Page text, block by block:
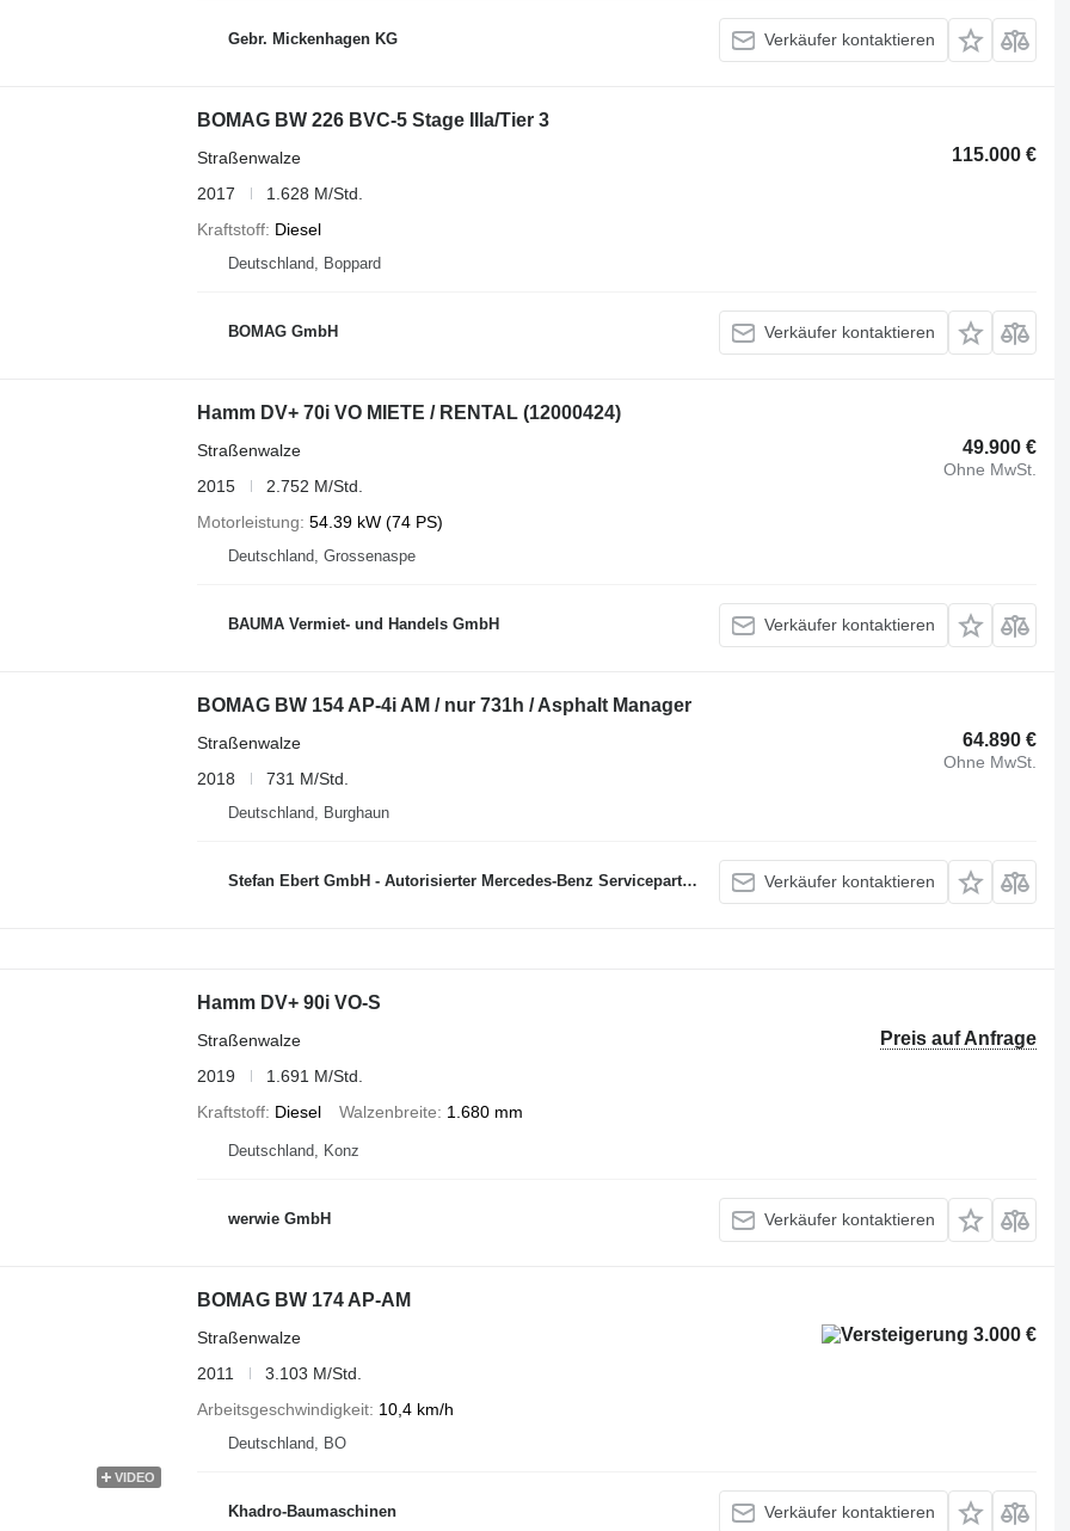
Gebr. Mickenhagen KG Verkäufer kontaktieren
BOMAG BW 226 BVC-5 Stage IIIa/Tier 3
115.000 €
Straßenwalze
2017
1.628 M/Std.
Kraftstoff Diesel
Deutschland, Boppard
BOMAG GmbH Verkäufer kontaktieren
Hamm DV+ 70i VO MIETE / RENTAL (12000424)
49.900 €
Ohne MwSt.
Straßenwalze
2015
2.752 M/Std.
Motorleistung 54.39 kW (74 PS)
Deutschland, Grossenaspe
BAUMA Vermiet- und Handels GmbH Verkäufer kontaktieren
BOMAG BW 154 AP-4i AM / nur 731h / Asphalt Manager
64.890 €
Ohne MwSt.
Straßenwalze
2018
731 M/Std.
Deutschland, Burghaun
Stefan Ebert GmbH - Autorisierter Mercedes-Benz Servicepartner Verkäufer kontaktieren
Hamm DV+ 90i VO-S
Preis auf Anfrage
Straßenwalze
2019
1.691 M/Std.
Kraftstoff Diesel Walzenbreite 1.680 mm
Deutschland, Konz
werwie GmbH Verkäufer kontaktieren
VIDEO
BOMAG BW 174 AP-AM
3.000 €
Straßenwalze
2011
3.103 M/Std.
Arbeitsgeschwindigkeit 10,4 km/h
Deutschland, BO
Khadro-Baumaschinen Verkäufer kontaktieren